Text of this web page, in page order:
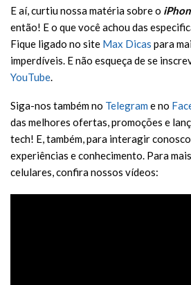
E aí, curtiu nossa matéria sobre o
então! E o que você achou das
Fique ligado no site Max Dicas para
imperdíveis. E não esqueça de se
YouTube
Siga-nos também no Telegram e no
das melhores ofertas, promoções e
tech! E, também, para interagir
experiências e conhecimento. Para
celulares, confira nossos vídeos: